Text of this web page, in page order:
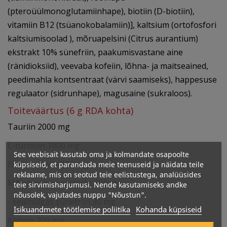
(pteroüülmonoglutamiinhape), biotiin (D-biotiin),
vitamiin B12 (tsüanokobalamiin)], kaltsium (ortofosfori
kaltsiumisoolad ), mõruapelsini (Citrus aurantium)
ekstrakt 10% sünefriin, paakumisvastane aine
(ränidioksiid), veevaba kofeiin, lõhna- ja maitseained,
peedimahla kontsentraat (värvi saamiseks), happesuse
regulaator (sidrunhape), magusaine (sukraloos).
Toiteväärtus (6 g RDA kohta)
Tauriin 2000 mg
L-türosiin 1000 mg
Beeta-alaniin 800 mg
Mõruapelsini ekstrakt 300 mg
- sealhulgas sünefriin 30 mg
Kofeiin 200 mg
See veebisait kasutab oma ja kolmandate osapoolte
küpsiseid, et parandada meie teenuseid ja näidata teile
reklaame, mis on seotud teie eelistustega, analüüsides
teie sirvimisharjumusi. Nende kasutamiseks andke
nõusolek, vajutades nuppu "Nõustun".
Isikuandmete töötlemise poliitika Kohanda küpsiseid